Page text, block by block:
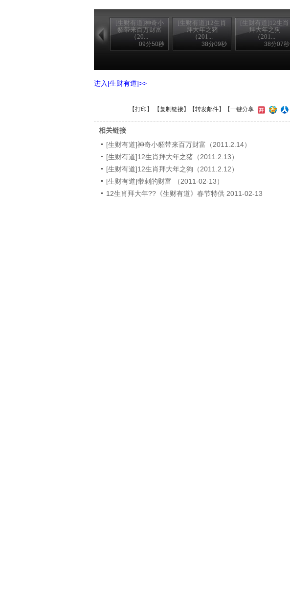
[生财有道]神奇小
貂带来百万财富
（20...
09分50秒
[生财有道]12生肖
拜大年之猪
（201...
38分09秒
[生财有道]12生肖
拜大年之狗
（201...
38分07秒
进入[生财有道]>>
【打印 】 【复制链接】【转发邮件】 【一键分享
相关链接
[生财有道]神奇小貂带来百万财富（2011.2.14）
[生财有道]12生肖拜大年之猪（2011.2.13）
[生财有道]12生肖拜大年之狗（2011.2.12）
[生财有道]带刺的财富 （2011-02-13）
12生肖拜大年??《生财有道》春节特供 2011-02-13